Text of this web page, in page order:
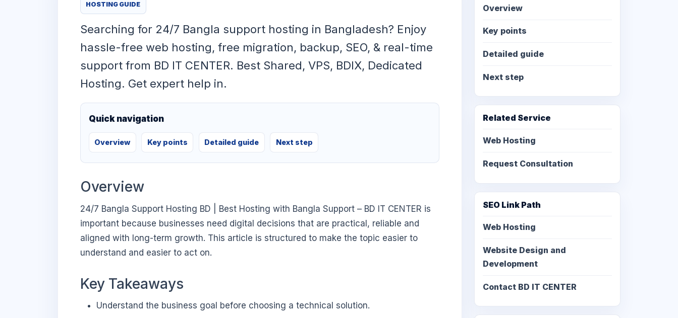
HOSTING GUIDE
Searching for 24/7 Bangla support hosting in Bangladesh? Enjoy
hassle-free web hosting, free migration, backup, SEO, & real-time
support from BD IT CENTER. Best Shared, VPS, BDIX, Dedicated
Hosting. Get expert help in.
Quick navigation
Overview Key points Detailed guide Next step
Overview
24/7 Bangla Support Hosting BD | Best Hosting with Bangla Support – BD IT CENTER is
important because businesses need digital decisions that are practical, reliable and
aligned with long-term growth. This article is structured to make the topic easier to
understand and easier to act on.
Key Takeaways
Understand the business goal before choosing a technical solution.
Overview
Key points
Detailed guide
Next step
Related Service
Web Hosting
Request Consultation
SEO Link Path
Web Hosting
Website Design and
Development
Contact BD IT CENTER